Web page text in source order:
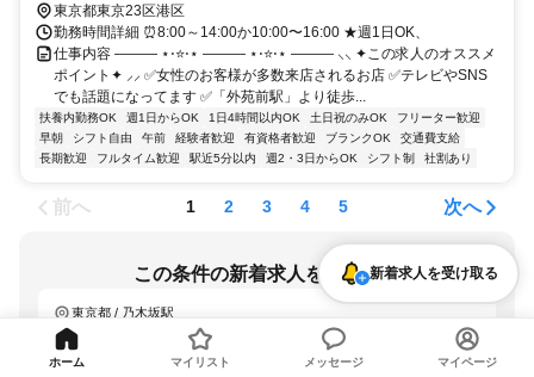
東京都東京23区港区
勤務時間詳細 ⏰8:00～14:00か10:00〜16:00 ★週1日OK、
仕事内容 ――― ⋆⋅⭐⋅⋆ ――― ⋆⋅⭐⋅⋆ ――― ⸜⸜ ✦この求人のオススメ
ポイント✦ ⸝⸝ ✅女性のお客様が多数来店されるお店 ✅テレビやSNS
でも話題になってます ✅「外苑前駅」より徒歩...
扶養内勤務OK 週1日からOK 1日4時間以内OK 土日祝のみOK
フリーター歓迎
早朝
シフト自由 午前 経験者歓迎 有資格者歓迎 ブランクOK
交通費支給
長期歓迎
フルタイム歓迎 駅近5分以内 週2・3日からOK シフト制 社割あり
前へ 1 2 3 4 5 次へ
この条件の新着求人を受け取る
東京都 / 乃木坂駅
週1日からOK
「LINEで受け取る」では、新着求人のほか、おすすめ情報なども配信しま
新着求人を受け取る
ホーム マイリスト メッセージ マイページ